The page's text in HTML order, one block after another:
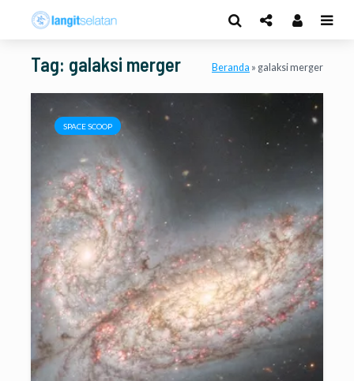
Tag: galaksi merger Beranda » galaksi merger
SPACE SCOOP